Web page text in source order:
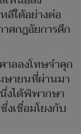
ลีใต้อย่างต่อ
าศกฎอัยการศึก
ลลงโทษจำคุก
ษายนที่ผ่านมา
งได้พิพากษา
งเชื่อมโยงกับ